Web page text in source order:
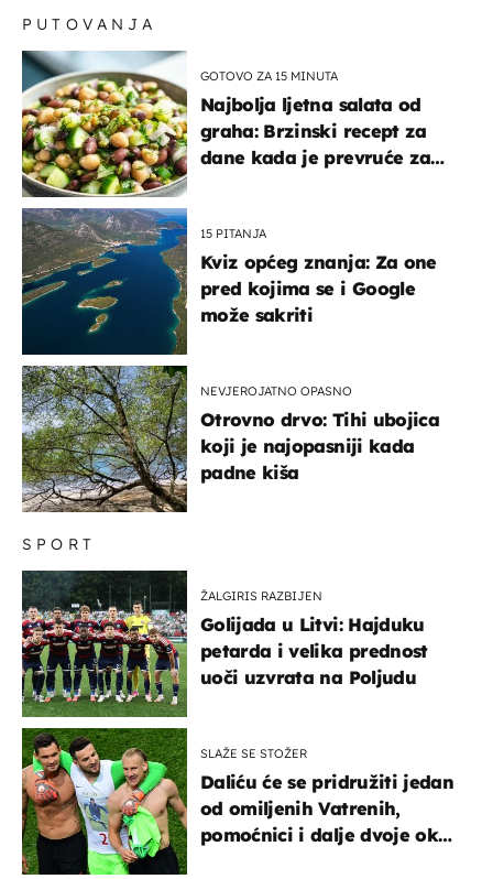
SPORT
ŽALGIRIS RAZBIJEN
Golijada u Litvi: Hajduku
petarda i velika prednost
uoči uzvrata na Poljudu
SLAŽE SE STOŽER
Daliću će se pridružiti jedan
od omiljenih Vatrenih,
pomoćnici i dalje dvoje oko
PUTOVANJA
GOTOVO ZA 15 MINUTA
Najbolja ljetna salata od
graha: Brzinski recept za
dane kada je prevruće za
15 PITANJA
Kviz općeg znanja: Za one
pred kojima se i Google
može sakriti
NEVJEROJATNO OPASNO
Otrovno drvo: Tihi ubojica
koji je najopasniji kada
padne kiša